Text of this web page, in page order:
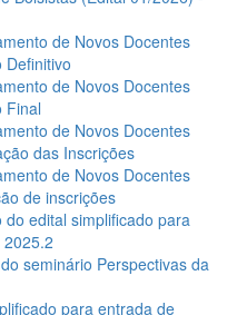
de Novos Docentes
Definitivo
de Novos Docentes
Final
de Novos Docentes
das Inscrições
de Novos Docentes
de inscrições
do edital simplificado para
seminário Perspectivas da
para entrada de